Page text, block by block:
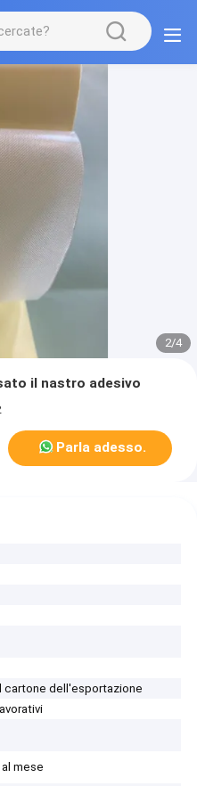
2/4
il nastro adesivo
Parla adesso.
cartone dell'esportazione
al mese